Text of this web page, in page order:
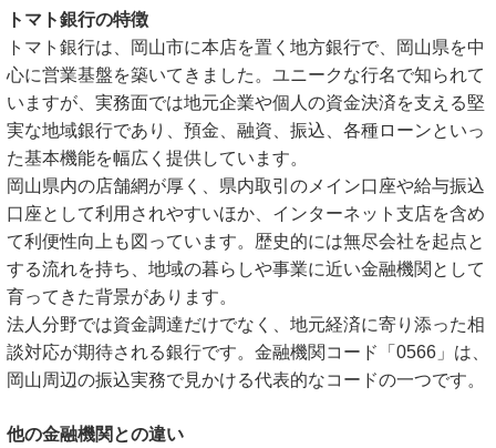
トマト銀行の特徴
トマト銀行は、岡山市に本店を置く地方銀行で、岡山県を中
心に営業基盤を築いてきました。ユニークな行名で知られて
いますが、実務面では地元企業や個人の資金決済を支える堅
実な地域銀行であり、預金、融資、振込、各種ローンといっ
た基本機能を幅広く提供しています。
岡山県内の店舗網が厚く、県内取引のメイン口座や給与振込
口座として利用されやすいほか、インターネット支店を含め
て利便性向上も図っています。歴史的には無尽会社を起点と
する流れを持ち、地域の暮らしや事業に近い金融機関として
育ってきた背景があります。
法人分野では資金調達だけでなく、地元経済に寄り添った相
談対応が期待される銀行です。金融機関コード「0566」は、
岡山周辺の振込実務で見かける代表的なコードの一つです。
他の金融機関との違い